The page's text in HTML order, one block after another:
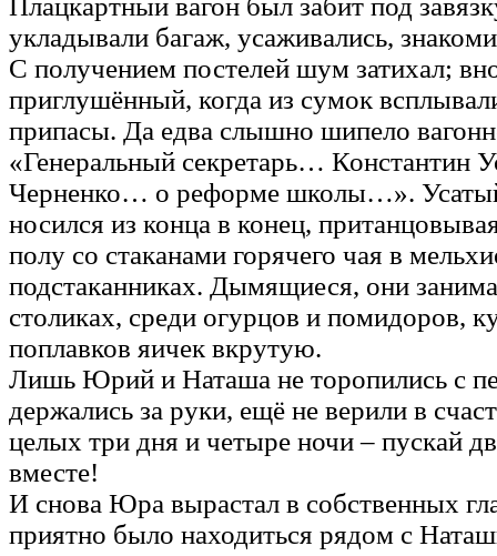
укладывали багаж, усаживались,
С получением постелей шум затихал;
приглушённый, когда из сумок
припасы. Да едва слышно шипело
«Генеральный секретарь… Константин
Черненко… о реформе школы…».
носился из конца в конец,
полу со стаканами горячего чая в
подстаканниках. Дымящиеся, они
столиках, среди огурцов и помидоров,
поплавков яичек вкрутую.
Лишь Юрий и Наташа не торопились с
держались за руки, ещё не верили в
целых три дня и четыре ночи – пускай
вместе!
И снова Юра вырастал в собственных
приятно было находиться рядом с